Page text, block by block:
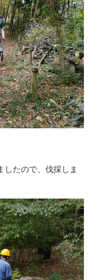
したので、伐採しま